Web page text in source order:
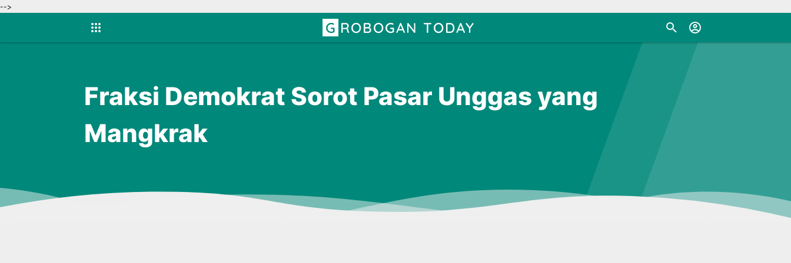
-->
GROBOGAN TODAY
Fraksi Demokrat Sorot Pasar Unggas yang
Mangkrak